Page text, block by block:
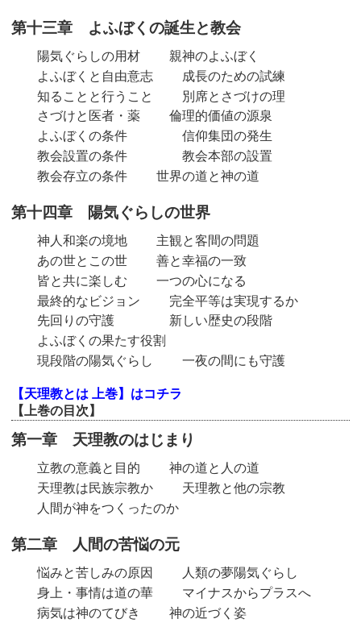
第十三章 よふぼくの誕生と教会
陽気ぐらしの用材
親神のよふぼく
よふぼくと自由意志
成長のための試練
知ることと行うこと
別席とさづけの理
さづけと医者・薬
倫理的価値の源泉
よふぼくの条件
信仰集団の発生
教会設置の条件
教会本部の設置
教会存立の条件
世界の道と神の道
第十四章 陽気ぐらしの世界
神人和楽の境地
主観と客間の問題
あの世とこの世
善と幸福の一致
皆と共に楽しむ
一つの心になる
最終的なビジョン
完全平等は実現するか
先回りの守護
新しい歴史の段階
よふぼくの果たす役割
現段階の陽気ぐらし
一夜の間にも守護
【天理教とは 上巻】はコチラ
【上巻の目次】
第一章 天理教のはじまり
立教の意義と目的
神の道と人の道
天理教は民族宗教か
天理教と他の宗教
人間が神をつくったのか
第二章 人間の苦悩の元
悩みと苦しみの原因
人類の夢陽気ぐらし
身上・事情は道の華
マイナスからプラスへ
病気は神のてびき
神の近づく姿